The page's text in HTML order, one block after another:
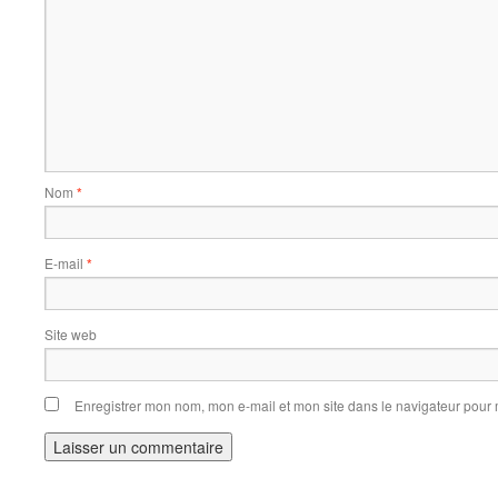
Nom *
E-mail *
Site web
Enregistrer mon nom, mon e-mail et mon site dans le navigateur